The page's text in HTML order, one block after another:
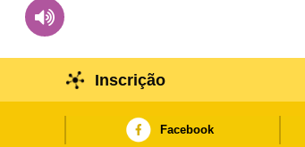
Inscrição
Facebook